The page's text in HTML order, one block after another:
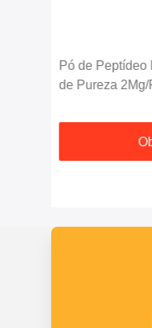
Pó de Peptídeo
de Pureza 2Mg/